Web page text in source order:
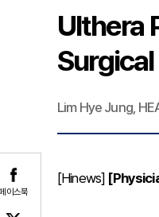
이스북
Ulthera
Lim Hye Jung,
[Hinews]